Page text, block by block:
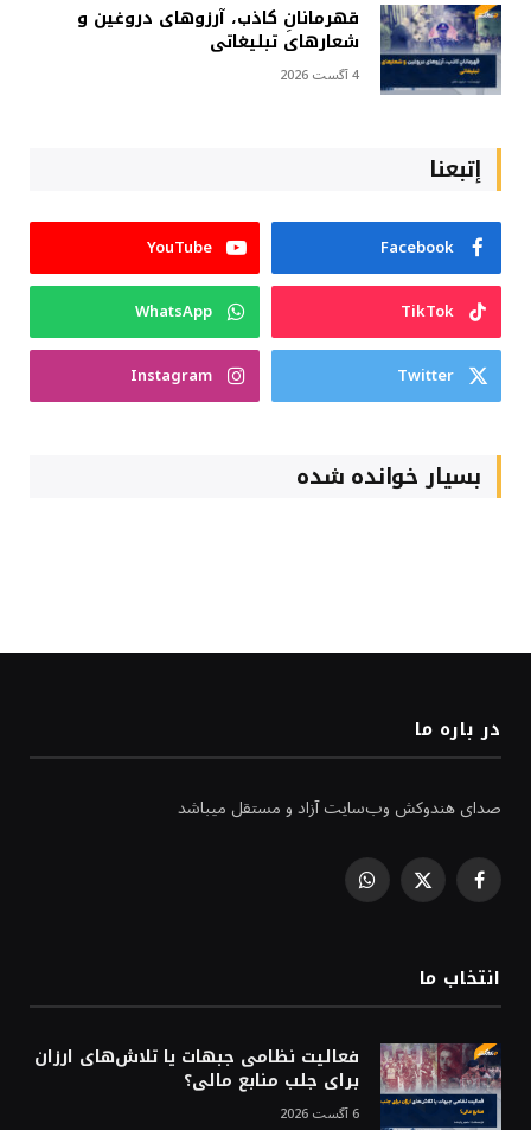
قهرمانانِ کاذب، آرزوهای دروغین و
شعارهای تبلیغاتی
4 آگست 2026
إتبعنا
Facebook
YouTube
TikTok
WhatsApp
Twitter
Instagram
بسیار خوانده شده
در باره ما
صدای هندوکش وب‌سایت آزاد و مستقل میباشد
Facebook
X
WhatsApp
انتخاب ما
فعالیت نظامی جبهات یا تلاش‌های ارزان
برای جلب منابع مالی؟
6 آگست 2026